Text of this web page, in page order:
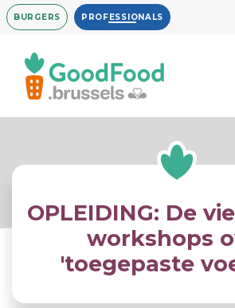
Overslaan
en
inhoud
gaan
BURGERS PROFESSIONALS
OPLEIDING: De
workshops
'toegepaste